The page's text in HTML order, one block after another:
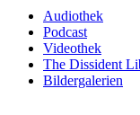
Audiothek
Podcast
Videothek
The Dissident
Bildergalerien